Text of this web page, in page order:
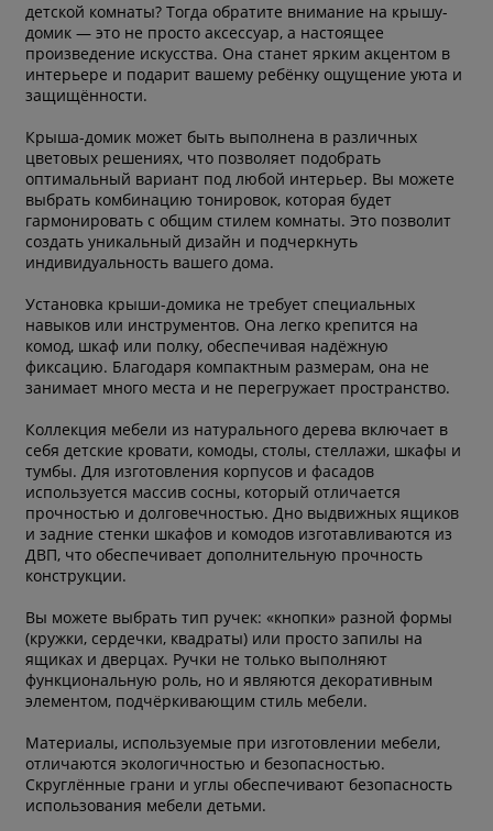
детской комнаты? Тогда обратите внимание на крышу-
домик — это не просто аксессуар, а настоящее
произведение искусства. Она станет ярким акцентом в
интерьере и подарит вашему ребёнку ощущение уюта и
защищённости.
Крыша-домик может быть выполнена в различных
цветовых решениях, что позволяет подобрать
оптимальный вариант под любой интерьер. Вы можете
выбрать комбинацию тонировок, которая будет
гармонировать с общим стилем комнаты. Это позволит
создать уникальный дизайн и подчеркнуть
индивидуальность вашего дома.
Установка крыши-домика не требует специальных
навыков или инструментов. Она легко крепится на
комод, шкаф или полку, обеспечивая надёжную
фиксацию. Благодаря компактным размерам, она не
занимает много места и не перегружает пространство.
Коллекция мебели из натурального дерева включает в
себя детские кровати, комоды, столы, стеллажи, шкафы и
тумбы. Для изготовления корпусов и фасадов
используется массив сосны, который отличается
прочностью и долговечностью. Дно выдвижных ящиков
и задние стенки шкафов и комодов изготавливаются из
ДВП, что обеспечивает дополнительную прочность
конструкции.
Вы можете выбрать тип ручек: «кнопки» разной формы
(кружки, сердечки, квадраты) или просто запилы на
ящиках и дверцах. Ручки не только выполняют
функциональную роль, но и являются декоративным
элементом, подчёркивающим стиль мебели.
Материалы, используемые при изготовлении мебели,
отличаются экологичностью и безопасностью.
Скруглённые грани и углы обеспечивают безопасность
использования мебели детьми.